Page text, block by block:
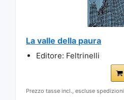
La valle della paura
Editore: Feltrinelli
Prezzo tasse incl., escluse spedizioni